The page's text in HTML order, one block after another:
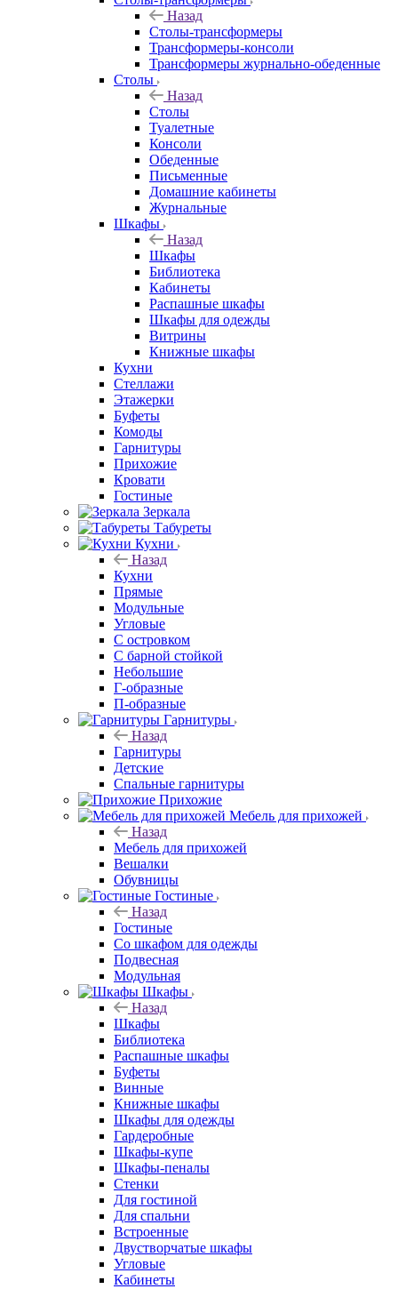
Назад
Столы-трансформеры
Трансформеры-консоли
Трансформеры журнально-обеденные
Столы
Назад
Столы
Туалетные
Консоли
Обеденные
Письменные
Домашние кабинеты
Журнальные
Шкафы
Назад
Шкафы
Библиотека
Кабинеты
Распашные шкафы
Шкафы для одежды
Витрины
Книжные шкафы
Кухни
Стеллажи
Этажерки
Буфеты
Комоды
Гарнитуры
Прихожие
Кровати
Гостиные
Зеркала
Табуреты
Кухни
Назад
Кухни
Прямые
Модульные
Угловые
С островком
С барной стойкой
Небольшие
Г-образные
П-образные
Гарнитуры
Назад
Гарнитуры
Детские
Спальные гарнитуры
Прихожие
Мебель для прихожей
Назад
Мебель для прихожей
Вешалки
Обувницы
Гостиные
Назад
Гостиные
Со шкафом для одежды
Подвесная
Модульная
Шкафы
Назад
Шкафы
Библиотека
Распашные шкафы
Буфеты
Винные
Книжные шкафы
Шкафы для одежды
Гардеробные
Шкафы-купе
Шкафы-пеналы
Стенки
Для гостиной
Для спальни
Встроенные
Двустворчатые шкафы
Угловые
Кабинеты